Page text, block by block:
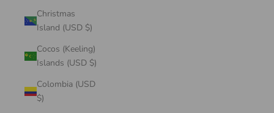
Christmas
Island (USD $)
Cocos (Keeling)
Islands (USD $)
Colombia (USD
$)